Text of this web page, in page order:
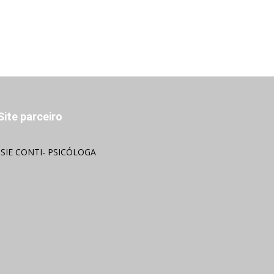
parceiro
CONTI- PSICÓLOGA